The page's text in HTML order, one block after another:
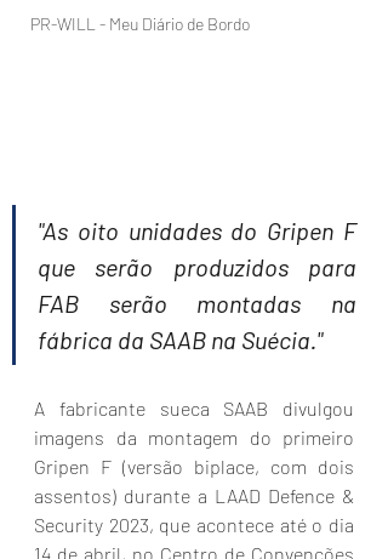
PR-WILL - Meu Diário de Bordo
"As oito unidades do Gripen F
que serão produzidos para
FAB serão montadas na
fábrica da SAAB na Suécia."
A fabricante sueca SAAB divulgou
imagens da montagem do primeiro
Gripen F (versão biplace, com dois
assentos) durante a LAAD Defence &
Security 2023, que acontece até o dia
14 de abril, no Centro de Convenções